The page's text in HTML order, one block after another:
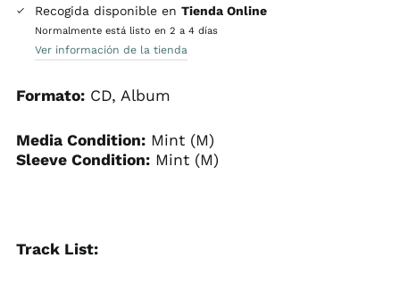
Recogida disponible en Tienda Online
Normalmente está listo en 2 a 4 días
Ver información de la tienda
Formato:CD, Album
Media Condition:Mint (M)
Sleeve Condition:Mint (M)
Track List: